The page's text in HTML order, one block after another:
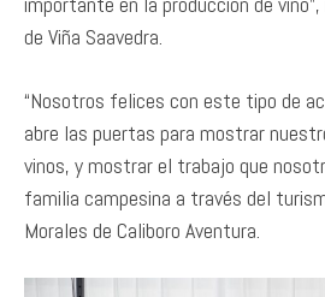
de Viña Saavedra.
“Nosotros felices con este tipo de
abre las puertas para mostrar
vinos, y mostrar el trabajo que
familia campesina a través del
Morales de Caliboro Aventura.